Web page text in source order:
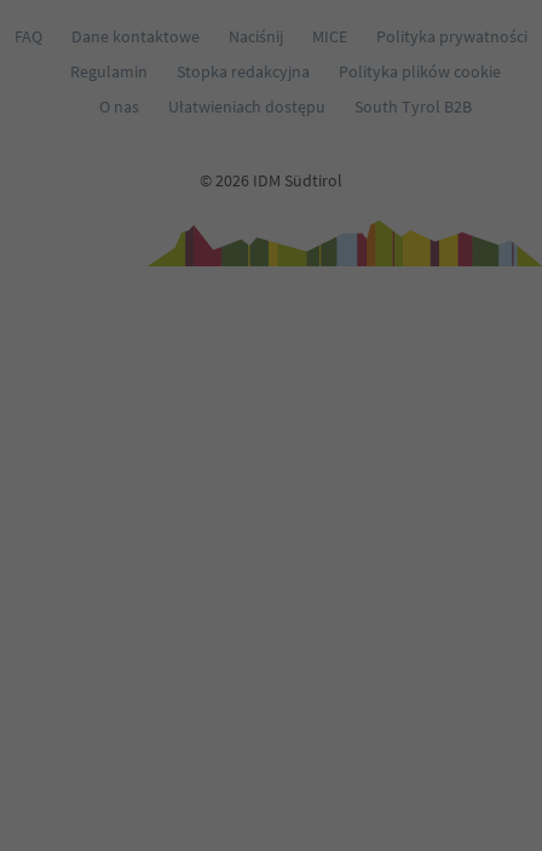
FAQ Dane kontaktowe Naciśnij MICE
Polityka prywatności
Regulamin
Stopka redakcyjna
Polityka plików cookie
O nas
Ułatwieniach dostępu South Tyrol B2B
© 2026 IDM Südtirol